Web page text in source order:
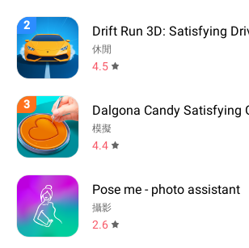
2 Drift Run 3D: Satisfying
休閒
4.5
3 Dalgona Candy Satisfying
模擬
4.4
Pose me - photo assistant
攝影
2.6